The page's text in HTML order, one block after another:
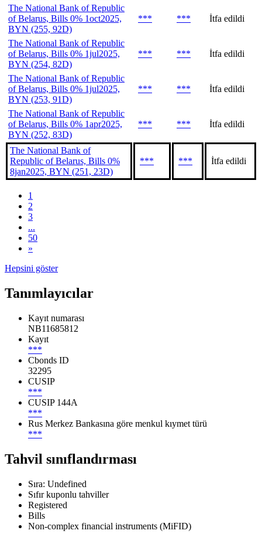
The National Bank of Republic
of Belarus, Bills 0% 1oct2025,
BYN (255, 92D)
*** *** İtfa edildi
The National Bank of Republic
of Belarus, Bills 0% 1jul2025,
BYN (254, 82D)
*** *** İtfa edildi
The National Bank of Republic
of Belarus, Bills 0% 1jul2025,
BYN (253, 91D)
*** *** İtfa edildi
The National Bank of Republic
of Belarus, Bills 0% 1apr2025,
BYN (252, 83D)
*** *** İtfa edildi
The National Bank of
Republic of Belarus, Bills 0%
8jan2025, BYN (251, 23D)
*** *** İtfa edildi
1
2
3
...
50
»
Hepsini göster
Tanımlayıcılar
Kayıt numarası
NB11685812
Kayıt
***
Cbonds ID
32295
CUSIP
***
CUSIP 144A
***
Rus Merkez Bankasına göre menkul kıymet türü
***
Tahvil sınıflandırması
Sıra: Undefined
Sıfır kuponlu tahviller
Registered
Bills
Non-complex financial instruments (MiFID)